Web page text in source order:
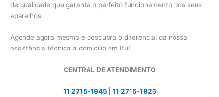
de qualidade que garanta o perfeito funcionamento dos seus
aparelhos.
Agende agora mesmo e descubra o diferencial da nossa
assistência técnica a domicílio em Itu!
CENTRAL DE ATENDIMENTO
11 2715-1945
11 2715-1926